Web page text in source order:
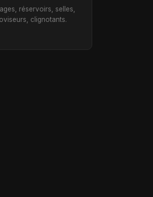
réservoirs, selles,
clignotants.